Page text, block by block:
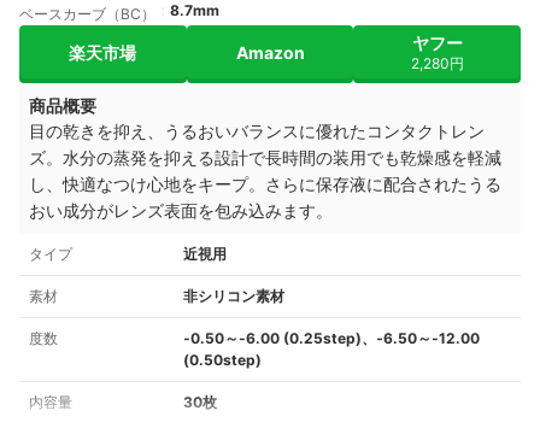
ベースカーブ（BC） 8.7mm
楽天市場 Amazon ヤフー
2,280円
商品概要
目の乾きを抑え、うるおいバランスに優れたコンタクトレン
ズ。水分の蒸発を抑える設計で長時間の装用でも乾燥感を軽減
し、快適なつけ心地をキープ。さらに保存液に配合されたうる
おい成分がレンズ表面を包み込みます。
タイプ 近視用
素材 非シリコン素材
度数
‐0.50～‐6.00 (0.25step)、‐6.50～‐12.00
(0.50step)
内容量 30枚